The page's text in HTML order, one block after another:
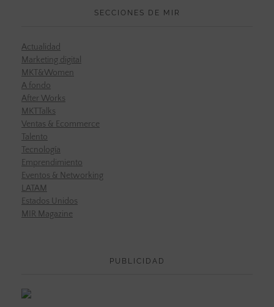
SECCIONES DE MIR
Actualidad
Marketing digital
MKT&Women
A fondo
After Works
MKTTalks
Ventas & Ecommerce
Talento
Tecnología
Emprendimiento
Eventos & Networking
LATAM
Estados Unidos
MIR Magazine
PUBLICIDAD